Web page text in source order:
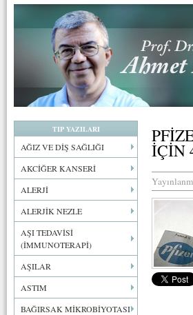
TIP YAZILARI
AĞIZ VE DİŞ SAĞLIĞI
AKCİĞER KANSERİ
ALERJİ
ALERJİK NEZLE
AŞI TEDAVİSİ
(İMMUNOTERAPİ)
AŞILAR
ASTIM
BAĞIRSAK MİKROBİYOTASI
İÇİN